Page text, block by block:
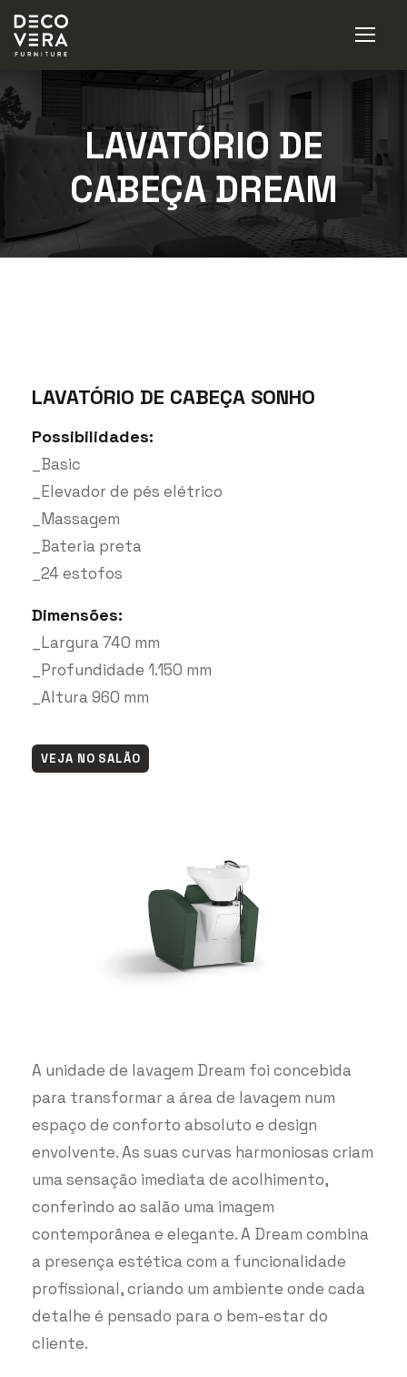
LAVATÓRIO DE
CABEÇA DREAM
LAVATÓRIO DE CABEÇA SONHO
Possibilidades:
_Basic
_Elevador de pés elétrico
_Massagem
_Bateria preta
_24 estofos
Dimensões:
_Largura 740 mm
_Profundidade 1.150 mm
_Altura 960 mm
VEJA NO SALÃO
A unidade de lavagem Dream foi concebida
para transformar a área de lavagem num
espaço de conforto absoluto e design
envolvente. As suas curvas harmoniosas criam
uma sensação imediata de acolhimento,
conferindo ao salão uma imagem
contemporânea e elegante. A Dream combina
a presença estética com a funcionalidade
profissional, criando um ambiente onde cada
detalhe é pensado para o bem-estar do
cliente.